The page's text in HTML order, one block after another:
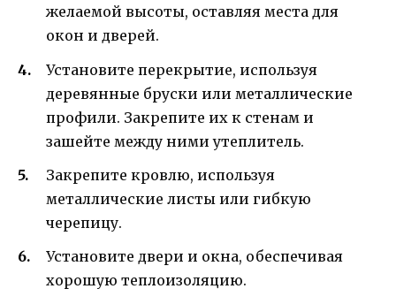
желаемой высоты, оставляя места для
окон и дверей.
Установите перекрытие, используя
деревянные бруски или металлические
профили. Закрепите их к стенам и
зашейте между ними утеплитель.
Закрепите кровлю, используя
металлические листы или гибкую
черепицу.
Установите двери и окна, обеспечивая
хорошую теплоизоляцию.